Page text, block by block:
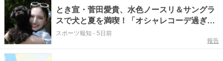
とき宣・菅田愛貴、水色ノースリ＆サングラ
スで犬と夏を満喫！「オシャレコーデ過ぎ
る！」「水色似合うなぁ」
スポーツ報知 - 5日前
報告